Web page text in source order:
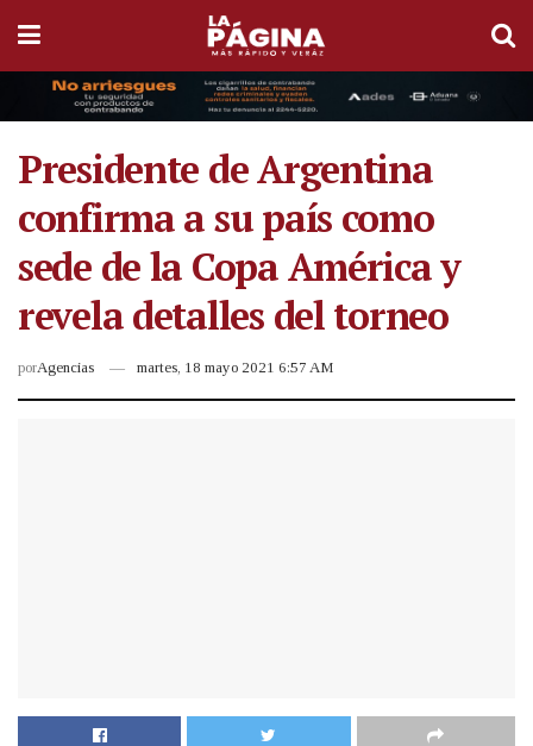
Presidente de Argentina
confirma a su país como
sede de la Copa América y
revela detalles del torneo
porAgencias martes, 18 mayo 2021 6:57 AM